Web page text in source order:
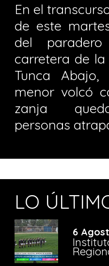
En el
de este
del
carretera de
Tunca Abajo,
menor volcó
zanja
personas
LO
6